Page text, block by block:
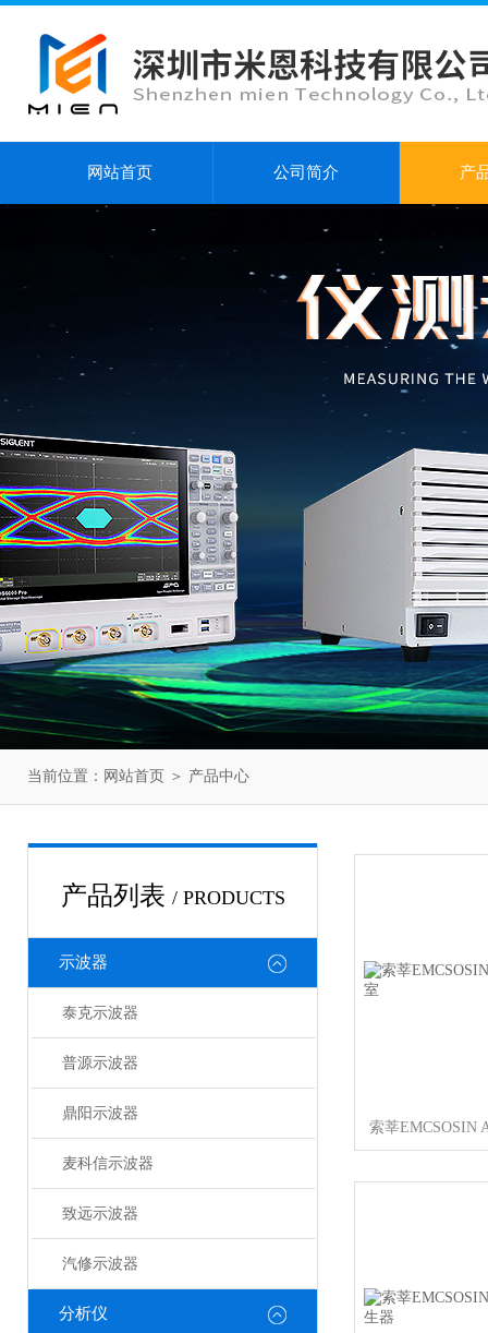
网站首页 公司简介 产
当前位置： 网站首页 ＞ 产品中心
产品列表 / PRODUCTS
示波器
泰克示波器
普源示波器
鼎阳示波器
麦科信示波器
致远示波器
汽修示波器
分析仪